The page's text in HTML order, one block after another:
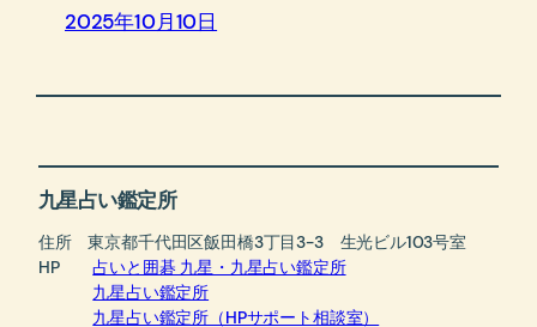
2025年10月10日
九星占い鑑定所
住所 東京都千代田区飯田橋3丁目3-3 生光ビル103号室
HP占いと囲碁 九星・九星占い鑑定所
九星占い鑑定所
九星占い鑑定所（HPサポート相談室）